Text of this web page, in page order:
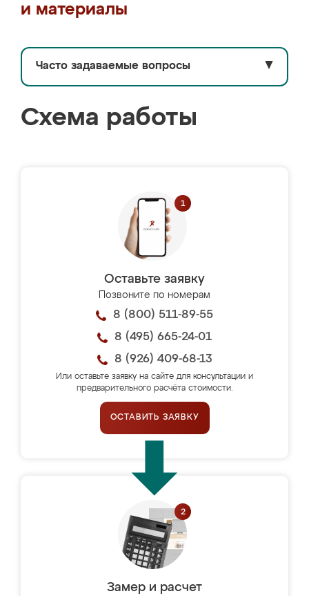
и материалы
Часто задаваемые вопросы ▼
Схема работы
Оставьте заявку
Позвоните по номерам
8 (800) 511-89-55
8 (495) 665-24-01
8 (926) 409-68-13
Или оставьте заявку на сайте для консультации и
предварительного расчёта стоимости.
ОСТАВИТЬ ЗАЯВКУ
Замер и расчет